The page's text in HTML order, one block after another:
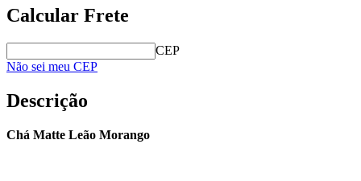
Calcular Frete
CEP
Não sei meu CEP
Descrição
Chá Matte Leão Morango